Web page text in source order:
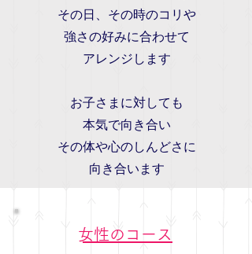
その日、その時のコリや
強さの好みに合わせて
アレンジします
お子さまに対しても
本気で向き合い
その体や心のしんどさに
​向き合います
​女性のコース